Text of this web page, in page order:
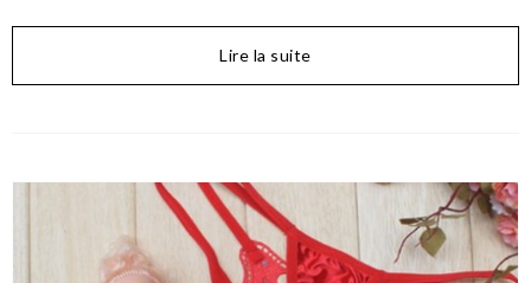
Lire la suite